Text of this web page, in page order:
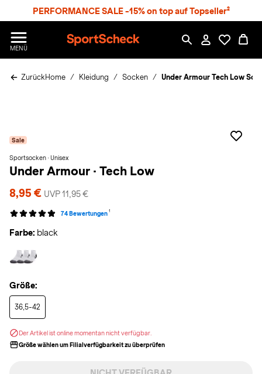
PERFORMANCE SALE -15% on top auf Topseller²
MENÜ
p
r
ZurückHome Kleidung Socken Under Armour Tech Low
Sale
Sportsocken · Unisex
Under Armour · Tech Low
8,95 € UVP 11,95 €
74 Bewertungen 1
Farbe: black
Größe:
36,5-42
Der Artikel ist online momentan nicht verfügbar.
Größe wählen um Filialverfügbarkeit zu überprüfen